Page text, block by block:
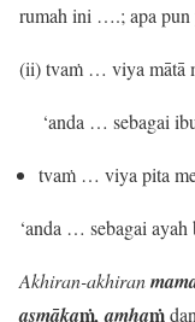
rumah ini ….; apa
(ii) tvaṁ … viya mātā
‘anda … sebagai
tvaṁ … viya pita
‘anda … sebagai
Akhiran-akhiran
asmākaṁ, amhaṁ